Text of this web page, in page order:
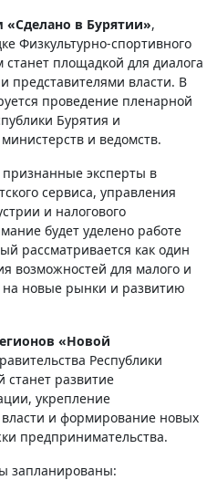
«Сделано в Бурятии»,
Физкультурно-спортивного
площадкой для диалога
представителями власти. В
проведение пленарной
Бурятия и
и ведомств.
эксперты в
сервиса, управления
и налогового
будет уделено работе
рассматривается как один
возможностей для малого и
на новые рынки и развитию
«Новой
Республики
станет развитие
укрепление
и формирование новых
предпринимательства.
запланированы: